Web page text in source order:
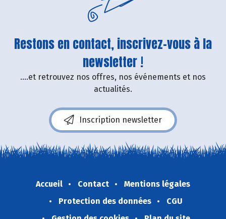
Restons en contact, inscrivez-vous à la
newsletter !
....et retrouvez nos offres, nos événements et nos
actualités.
Inscription newsletter
Accueil Contact
Mentions légales
Protection des données
CGU